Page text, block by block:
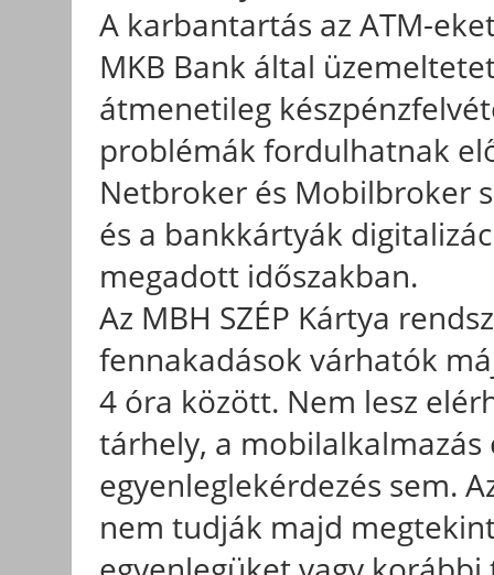
A karbantartás az ATM-
MKB Bank által
átmenetileg
problémák fordulhatnak
Netbroker és Mobilbroker
és a bankkártyák
megadott időszakban.
Az MBH SZÉP Kártya
fennakadások várhatók
4 óra között. Nem lesz
tárhely, a mobilalkalmazás
egyenleglekérdezés sem.
nem tudják majd